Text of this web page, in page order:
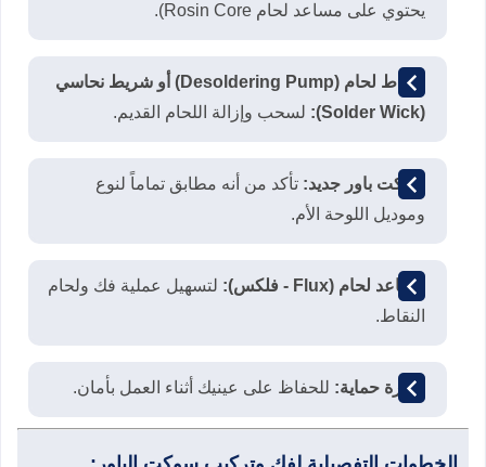
يحتوي على مساعد لحام Rosin Core).
شفاط لحام (Desoldering Pump) أو شريط نحاسي
(Solder Wick):
لسحب وإزالة اللحام القديم.
سوكت باور جديد: تأكد من أنه مطابق تماماً لنوع
وموديل اللوحة الأم.
مساعد لحام (Flux - فلكس):
لتسهيل عملية فك ولحام
النقاط.
نظارة حماية: للحفاظ على عينيك أثناء العمل بأمان.